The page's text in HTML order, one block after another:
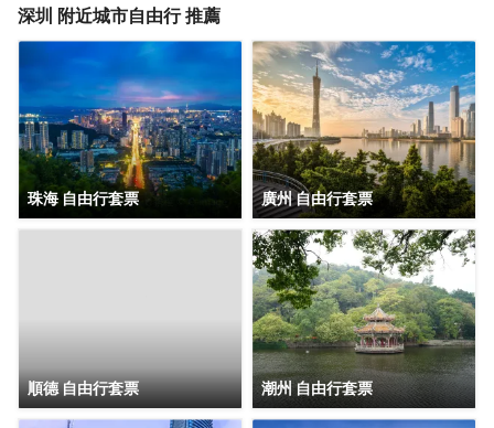
團，尚美生活憑藉創新的商業模式、強大的品牌優勢和專業
創、共享大住宿共同體。未來，集團將不斷探索住宿業與互
聯網的結合、與新生活方式的結合，致力於成為全球領先的
生活服務連鎖平台，引領新尚美好生活。
深圳 附近城市自由行 推薦
珠海 自由行套票 廣州 自由行套票
順德 自由行套票 潮州 自由行套票